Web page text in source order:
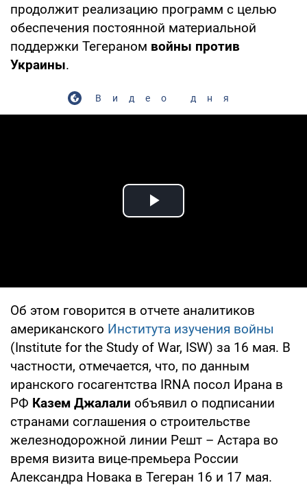
продолжит реализацию программ с целью
обеспечения постоянной материальной
поддержки Тегераном войны против
Украины.
Видео дня
Play Video
Об этом говорится в отчете аналитиков
американского Института изучения войны
(Institute for the Study of War, ISW) за 16 мая. В
частности, отмечается, что, по данным
иранского госагентства IRNA посол Ирана в
РФ Казем Джалали объявил о подписании
странами соглашения о строительстве
железнодорожной линии Решт – Астара во
время визита вице-премьера России
Александра Новака в Тегеран 16 и 17 мая.